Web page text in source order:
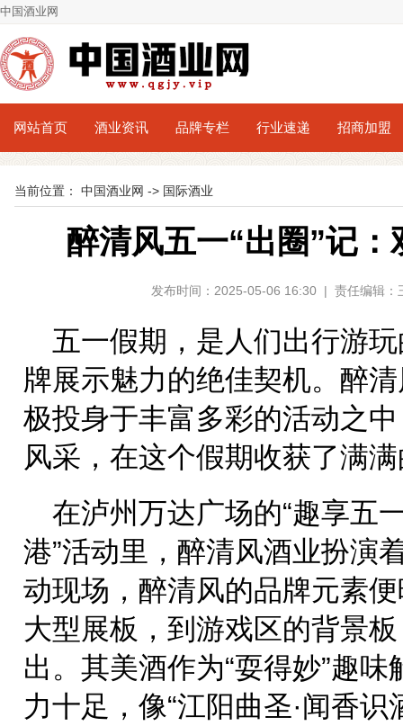
中国酒业网
网站首页 酒业资讯 品牌专栏 行业速递 招商加盟
当前位置： 中国酒业网 -> 国际酒业
醉清风五一“出圈”记
发布时间：2025-05-06 16:30 | 责任编辑
五一假期，是人们出行游
牌展示魅力的绝佳契机。醉
极投身于丰富多彩的活动之
风采，在这个假期收获了满
在泸州万达广场的“趣享五
港”活动里，醉清风酒业扮演
动现场，醉清风的品牌元素
大型展板，到游戏区的背景
出。其美酒作为“耍得妙”趣
力十足，像“江阳曲圣·闻香识